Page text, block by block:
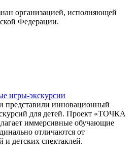
организацией, исполняющей
Федерации.
игры-экскурсии
инновационный
для детей. Проект «ТОЧКА
иммерсивные обучающие
отличаются от
детских спектаклей.